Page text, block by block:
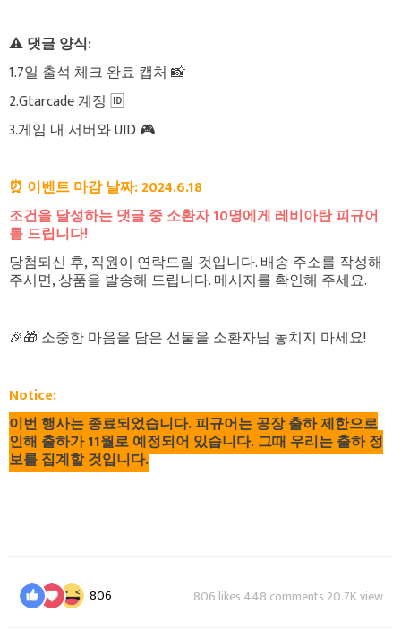
⚠️ 댓글 양식:
1.7일 출석 체크 완료 캡처 📸
2.Gtarcade 계정 🆔
3.게임 내 서버와 UID 🎮
⏰ 이벤트 마감 날짜: 2024.6.18
조건을 달성하는 댓글 중 소환자 10명에게 레비아탄 피규어
를 드립니다!
당첨되신 후, 직원이 연락드릴 것입니다. 배송 주소를 작성해
주시면, 상품을 발송해 드립니다. 메시지를 확인해 주세요.
🎉🎁 소중한 마음을 담은 선물을 소환자님 놓치지 마세요!
Notice:
이번 행사는 종료되었습니다. 피규어는 공장 출하 제한으로
인해 출하가 11월로 예정되어 있습니다. 그때 우리는 출하 정
보를 집계할 것입니다.
806 806 likes 448 comments 20.7K view